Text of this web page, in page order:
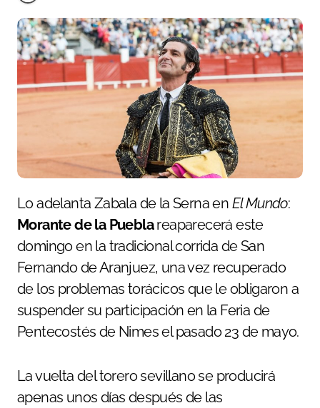
Lo adelanta Zabala de la Serna en El Mundo:
Morante de la Pueblareaparecerá este
domingo en la tradicional corrida de San
Fernando de Aranjuez, una vez recuperado
de los problemas torácicos que le obligaron a
suspender su participación en la Feria de
Pentecostés de Nimes el pasado 23 de mayo.
La vuelta del torero sevillano se producirá
apenas unos días después de las